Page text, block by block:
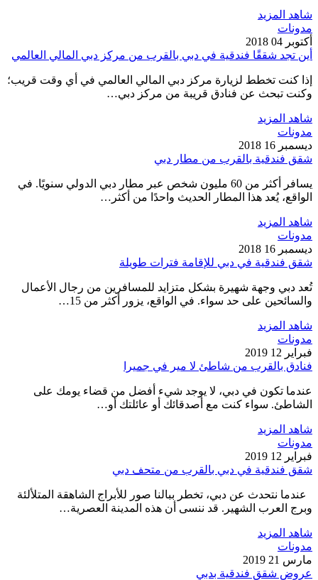
شاهد المزيد
مدونات
أكتوبر 04 2018
أين تجد شققًا فندقية في دبي بالقرب من مركز دبي المالي العالمي
إذا كنت تخطط لزيارة مركز دبي المالي العالمي في أي وقت قريب؛
وكنت تبحث عن فنادق قريبة من مركز دبي…
شاهد المزيد
مدونات
ديسمبر 16 2018
شقق فندقية بالقرب من مطار دبي
يسافر أكثر من 60 مليون شخص عبر مطار دبي الدولي سنويًا. في
الواقع، يُعد هذا المطار الحديث واحدًا من أكثر…
شاهد المزيد
مدونات
ديسمبر 16 2018
شقق فندقية في دبي للإقامة فترات طويلة
تُعد دبي وجهة شهيرة بشكل متزايد للمسافرين من رجال الأعمال
والسائحين على حد سواء. في الواقع، يزور أكثر من 15…
شاهد المزيد
مدونات
فبراير 12 2019
فنادق بالقرب من شاطئ لا مير في جميرا
عندما تكون في دبي، لا يوجد شيء أفضل من قضاء يومك على
الشاطئ. سواء كنت مع أصدقائك أو عائلتك أو…
شاهد المزيد
مدونات
فبراير 12 2019
شقق فندقية في دبي بالقرب من متحف دبي
عندما نتحدث عن دبي، تخطر ببالنا صور للأبراج الشاهقة المتلألئة
وبرج العرب الشهير. قد ننسى أن هذه المدينة العصرية…
شاهد المزيد
مدونات
مارس 21 2019
عروض شقق فندقية بدبي